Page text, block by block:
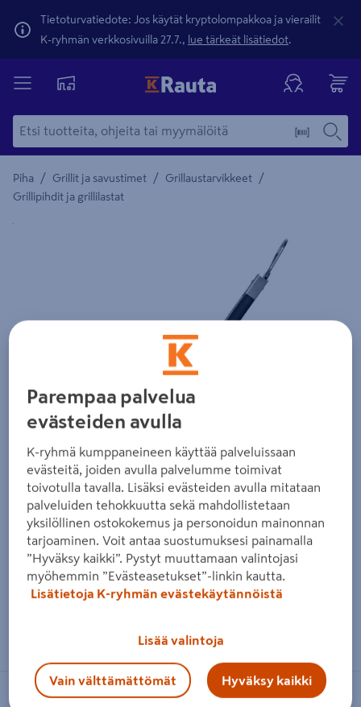
Tietoturvatiedote: Jos käytät kryptolompakkoa ja vierailit
K-ryhmän verkkosivuilla 27.7., lue tärkeät lisätiedot.
Piha / Grillit ja savustimet / Grillaustarvikkeet /
Grillipihdit ja grillilastat
Yksityiskohtainen kuvaus löytyy Tuotteen kuvaus -
NAPOLEON
Parempaa palvelua
evästeiden avulla
K-ryhmä kumppaneineen käyttää palveluissaan
evästeitä, joiden avulla palvelumme toimivat
toivotulla tavalla. Lisäksi evästeiden avulla mitataan
palveluiden tehokkuutta sekä mahdollistetaan
yksilöllinen ostokokemus ja personoidun mainonnan
tarjoaminen. Voit antaa suostumuksesi painamalla
”Hyväksy kaikki”. Pystyt muuttamaan valintojasi
myöhemmin ”Evästeasetukset”-linkin kautta.
Lisätietoja K-ryhmän evästekäytännöistä
Lisää valintoja
Vain välttämättömät Hyväksy kaikki